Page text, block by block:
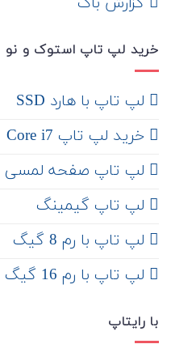
خرید لپ تاپ استوک و نو
لپ تاپ با هارد SSD
خرید لپ تاپ Core i7
لپ تاپ صفحه لمسی
لپ تاپ گیمینگ
لپ تاپ با رم 8 گیگ
لپ تاپ با رم 16 گیگ
با رایتاپ